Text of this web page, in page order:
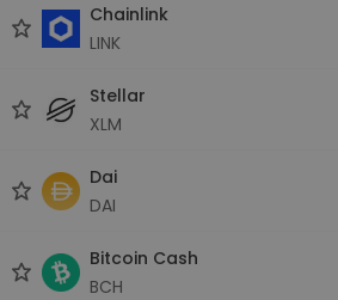
Chainlink
LINK
Stellar
XLM
Dai
DAI
Bitcoin Cash
BCH